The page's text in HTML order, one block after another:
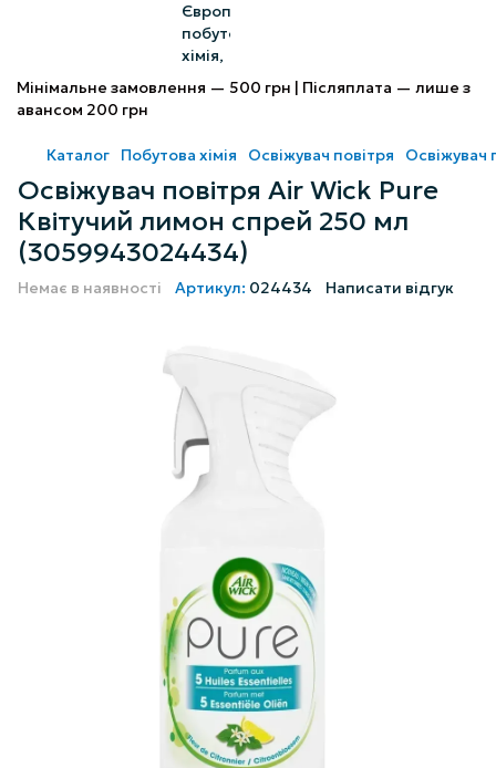
Мінімальне замовлення — 500 грн | Післяплата — лише з
авансом 200 грн
Каталог Побутова хімія Освіжувач повітря Освіжувач
Освіжувач повітря Air Wick Pure
Квітучий лимон спрей 250 мл
(3059943024434)
Немає в наявності Артикул: 024434 Написати відгук